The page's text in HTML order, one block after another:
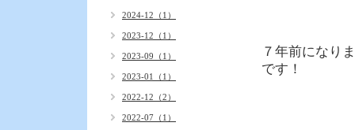
７年前になり
です！
2024-12（1）
2023-12（1）
2023-09（1）
2023-01（1）
2022-12（2）
2022-07（1）